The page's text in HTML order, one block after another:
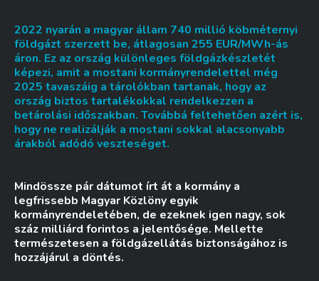
2022 nyarán a magyar állam 740 millió köbméternyi
földgázt szerzett be, átlagosan 255 EUR/MWh-ás
áron. Ez az ország különleges földgázkészletét
képezi, amit a mostani kormányrendelettel még
2025 tavaszáig a tárolókban tartanak, hogy az
ország biztos tartalékokkal rendelkezzen a
betárolási időszakban. Továbbá feltehetően azért is,
hogy ne realizálják a mostani sokkal alacsonyabb
árakból adódó veszteséget.
Mindössze pár dátumot írt át a kormány a
legfrissebb Magyar Közlöny egyik
kormányrendeletében, de ezeknek igen nagy, sok
száz milliárd forintos a jelentősége. Mellette
természetesen a földgázellátás biztonságához is
hozzájárul a döntés.